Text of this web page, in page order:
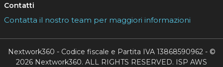
Contatti
Contatta il nostro team per maggiori informazioni
Nextwork360 - Codice fiscale e Partita IVA 13868590962 - ©
2026 Nextwork360. ALL RIGHTS RESERVED. ISP AWS